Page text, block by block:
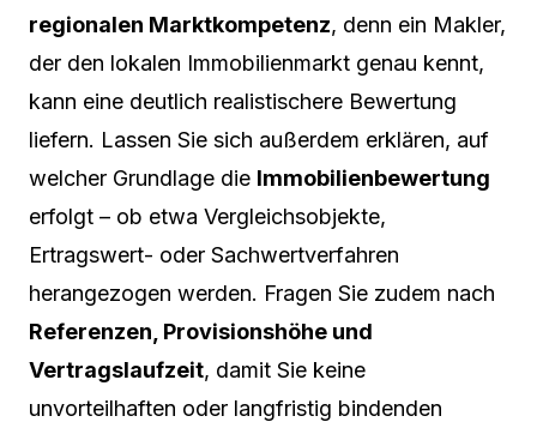
regionalen Marktkompetenz, denn ein Makler,
der den lokalen Immobilienmarkt genau kennt,
kann eine deutlich realistischere Bewertung
liefern. Lassen Sie sich außerdem erklären, auf
welcher Grundlage die Immobilienbewertung
erfolgt – ob etwa Vergleichsobjekte,
Ertragswert- oder Sachwertverfahren
herangezogen werden. Fragen Sie zudem nach
Referenzen, Provisionshöhe und
Vertragslaufzeit, damit Sie keine
unvorteilhaften oder langfristig bindenden